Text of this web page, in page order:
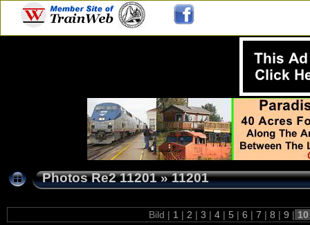
Photos Re2 11201»11201
Bild | 1 | 2 | 3 | 4 | 5 | 6 | 7 | 8 | 9 |